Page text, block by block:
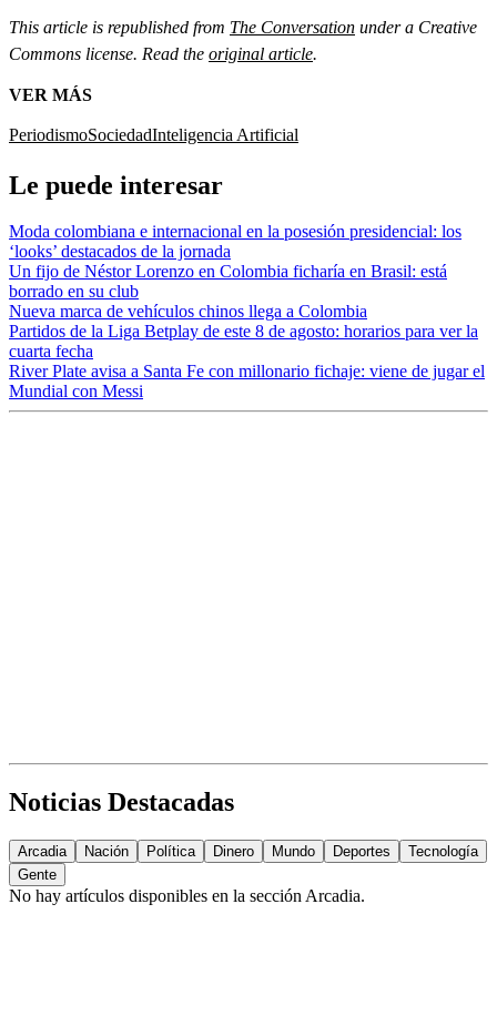
This article is republished from The Conversation under a Creative
Commons license. Read the original article.
VER MÁS
PeriodismoSociedadInteligencia Artificial
Le puede interesar
Moda colombiana e internacional en la posesión presidencial: los
‘looks’ destacados de la jornada
Un fijo de Néstor Lorenzo en Colombia ficharía en Brasil: está
borrado en su club
Nueva marca de vehículos chinos llega a Colombia
Partidos de la Liga Betplay de este 8 de agosto: horarios para ver la
cuarta fecha
River Plate avisa a Santa Fe con millonario fichaje: viene de jugar el
Mundial con Messi
Noticias Destacadas
Arcadia Nación Política Dinero Mundo Deportes
Tecnología
Gente
No hay artículos disponibles en la sección Arcadia.